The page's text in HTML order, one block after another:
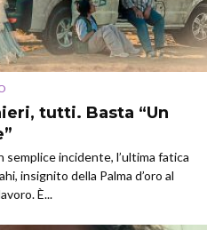
tutti. Basta “Un
semplice incidente, l’ultima fatica
insignito della Palma d’oro al
È...